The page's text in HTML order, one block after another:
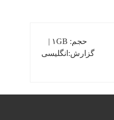
حجم: ۱GB |
گزارش:انگلیسی